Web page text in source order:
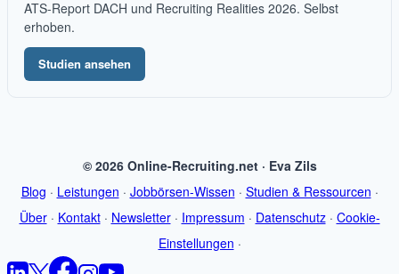
ATS-Report DACH und Recruiting Realities 2026. Selbst
erhoben.
Studien ansehen
© 2026 Online-Recruiting.net · Eva Zils
Blog · Leistungen · Jobbörsen-Wissen · Studien & Ressourcen ·
Über· Kontakt· Newsletter· Impressum · Datenschutz· Cookie-
Einstellungen ·